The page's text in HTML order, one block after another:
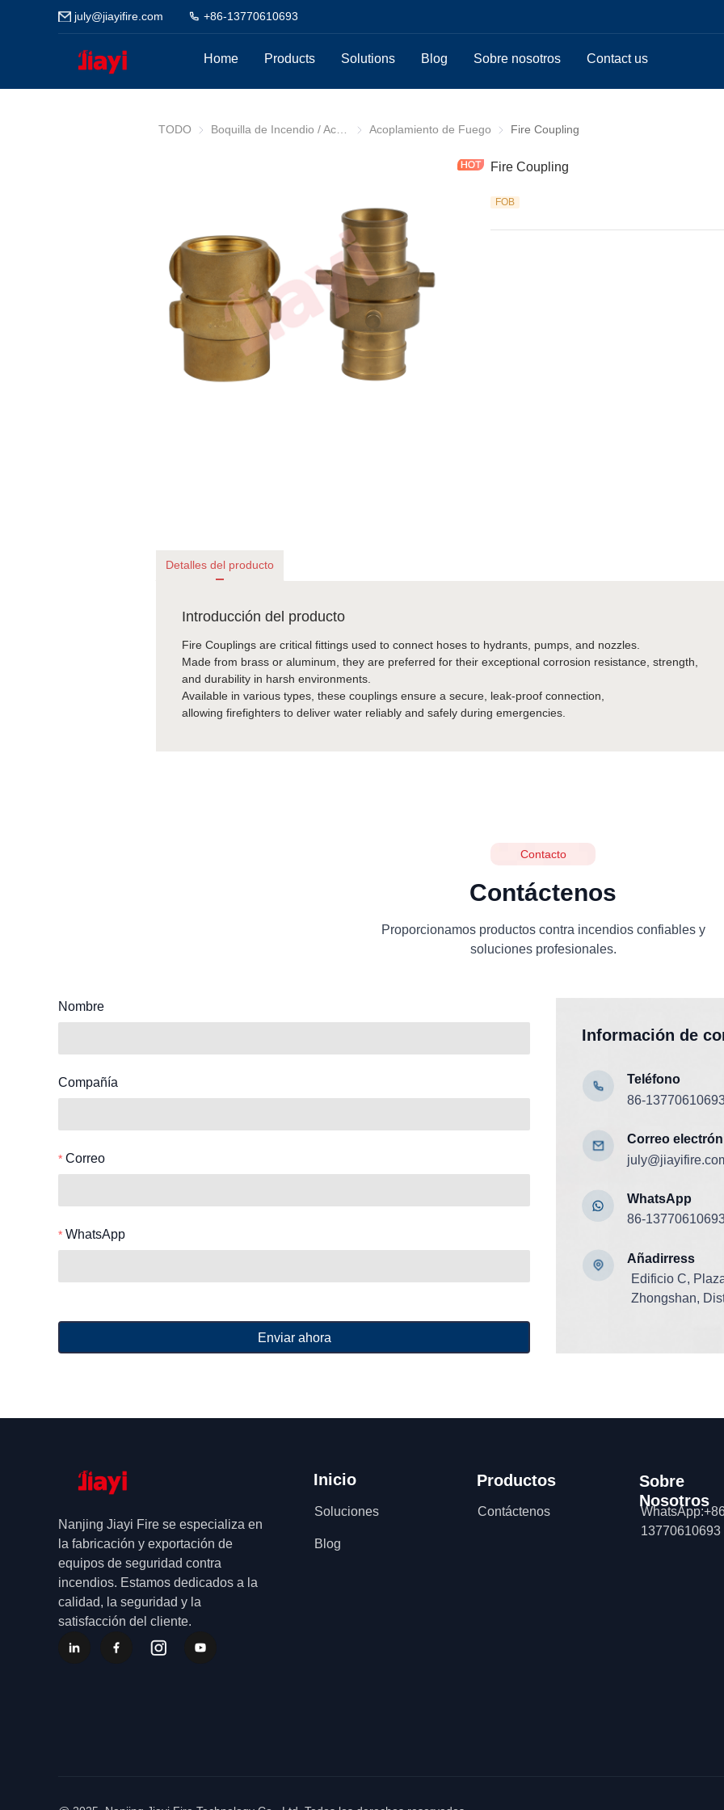
Home Products Solutions Blog Sobre nosotros Contact us
july@jiayifire.com +86-13770610693
TODO Boquilla de Incendio / Acoplamiento
Acoplamiento de Fuego Acoplamiento de Fuego
Fire Coupling
Fire Coupling
FOB
Detalles del producto
Introducción del producto
Fire Couplings are critical fittings used to connect hoses to hydrants, pumps, and nozzles.
Made from brass or aluminum, they are preferred for their exceptional corrosion resistance, strength,
and durability in harsh environments.
Available in various types, these couplings ensure a secure, leak-proof connection,
allowing firefighters to deliver water reliably and safely during emergencies.
Contáctenos
Proporcionamos productos contra incendios confiables y
soluciones profesionales.
Información de
86-
WhatsApp
Teléfono
86-
Correo
Contacto
Nombre
Compañía
Correo
WhatsApp
Enviar ahora
Añadirress
Edificio C,
Zhongshan,
Inicio Productos
Sobre
Nosotros
Soluciones
13770610693
Contáctenos
Blog
Nanjing Jiayi Fire se especializa en
la fabricación y exportación de
equipos de seguridad contra
incendios. Estamos dedicados a la
calidad, la seguridad y la
satisfacción del cliente.